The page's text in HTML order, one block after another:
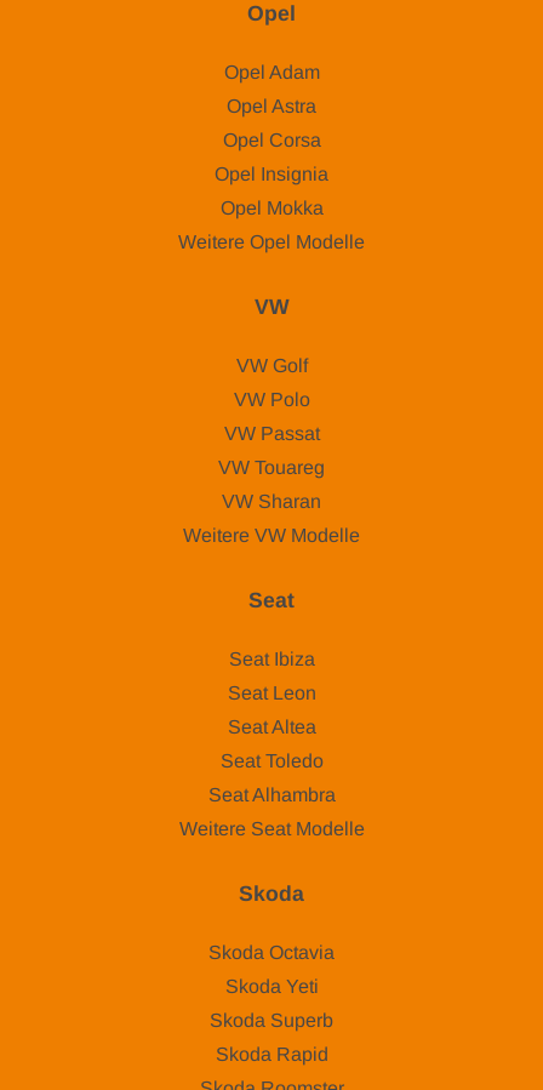
Opel
Opel Adam
Opel Astra
Opel Corsa
Opel Insignia
Opel Mokka
Weitere Opel Modelle
VW
VW Golf
VW Polo
VW Passat
VW Touareg
VW Sharan
Weitere VW Modelle
Seat
Seat Ibiza
Seat Leon
Seat Altea
Seat Toledo
Seat Alhambra
Weitere Seat Modelle
Skoda
Skoda Octavia
Skoda Yeti
Skoda Superb
Skoda Rapid